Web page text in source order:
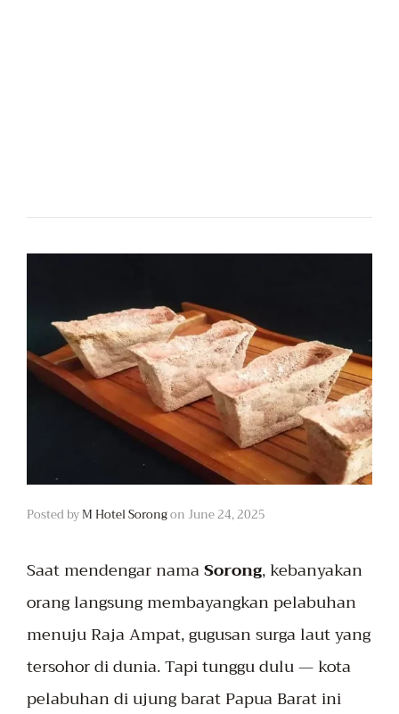
Posted byM Hotel SorongonJune 24, 2025
Saat mendengar namaSorong, kebanyakan
orang langsung membayangkan pelabuhan
menuju Raja Ampat, gugusan surga laut yang
tersohor di dunia. Tapi tunggu dulu — kota
pelabuhan di ujung barat Papua Barat ini